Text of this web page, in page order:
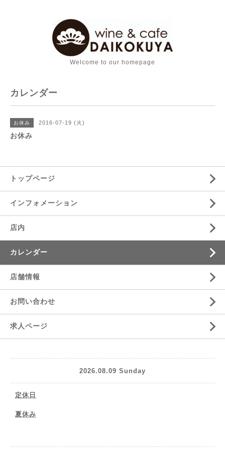
Welcome to our homepage
カレンダー
お休み 2016-07-19 (火)
お休み
トップページ
インフォメーション
店内
カレンダー
店舗情報
お問い合わせ
求人ページ
2026.08.09 Sunday
定休日
夏休み